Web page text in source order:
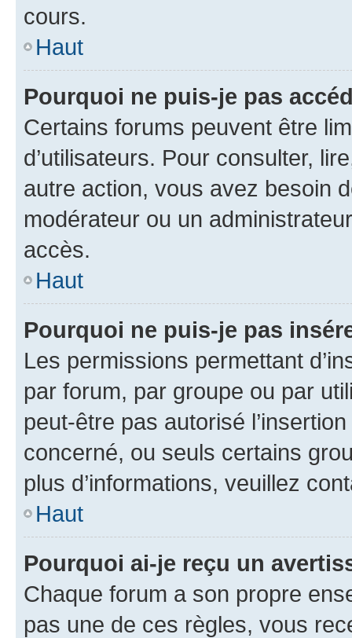
cours.
Haut
Pourquoi ne puis-je pas
Certains forums peuvent être
d’utilisateurs. Pour consulter,
autre action, vous avez besoin
modérateur ou un
accès.
Haut
Pourquoi ne puis-je pas
Les permissions permettant
par forum, par groupe ou par
peut-être pas autorisé
concerné, ou seuls certains
plus d’informations, veuillez
Haut
Pourquoi ai-je reçu un
Chaque forum a son propre
pas une de ces règles, vous